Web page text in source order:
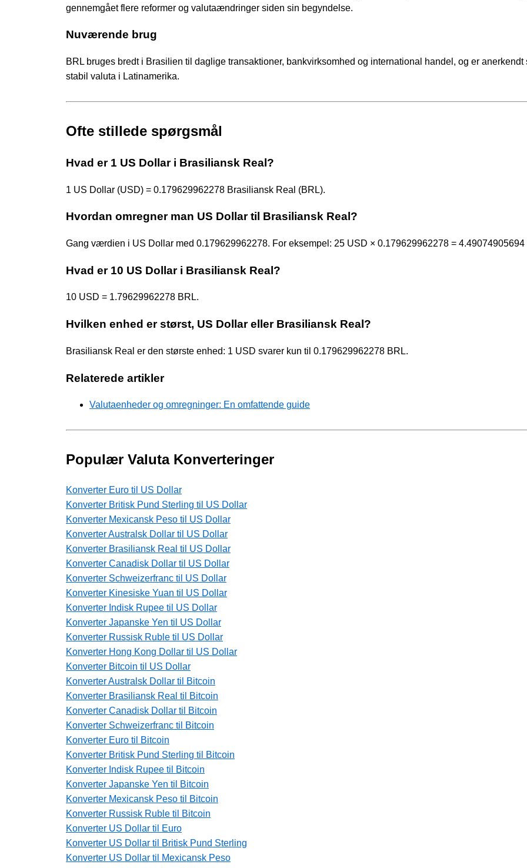
gennemgået flere reformer og valutaændringer siden sin begyndelse.
Nuværende brug
BRL bruges bredt i Brasilien til daglige transaktioner, bankvirksomhed og international handel, og er anerkendt
stabil valuta i Latinamerika.
Ofte stillede spørgsmål
Hvad er 1 US Dollar i Brasiliansk Real?
1 US Dollar (USD) = 0.179629962278 Brasiliansk Real (BRL).
Hvordan omregner man US Dollar til Brasiliansk Real?
Gang værdien i US Dollar med 0.179629962278. For eksempel: 25 USD × 0.179629962278 = 4.49074905694
Hvad er 10 US Dollar i Brasiliansk Real?
10 USD = 1.79629962278 BRL.
Hvilken enhed er størst, US Dollar eller Brasiliansk Real?
Brasiliansk Real er den største enhed: 1 USD svarer kun til 0.179629962278 BRL.
Relaterede artikler
Valutaenheder og omregninger: En omfattende guide
Populær Valuta Konverteringer
Konverter Euro til US Dollar
Konverter Britisk Pund Sterling til US Dollar
Konverter Mexicansk Peso til US Dollar
Konverter Australsk Dollar til US Dollar
Konverter Brasiliansk Real til US Dollar
Konverter Canadisk Dollar til US Dollar
Konverter Schweizerfranc til US Dollar
Konverter Kinesiske Yuan til US Dollar
Konverter Indisk Rupee til US Dollar
Konverter Japanske Yen til US Dollar
Konverter Russisk Ruble til US Dollar
Konverter Hong Kong Dollar til US Dollar
Konverter Bitcoin til US Dollar
Konverter Australsk Dollar til Bitcoin
Konverter Brasiliansk Real til Bitcoin
Konverter Canadisk Dollar til Bitcoin
Konverter Schweizerfranc til Bitcoin
Konverter Euro til Bitcoin
Konverter Britisk Pund Sterling til Bitcoin
Konverter Indisk Rupee til Bitcoin
Konverter Japanske Yen til Bitcoin
Konverter Mexicansk Peso til Bitcoin
Konverter Russisk Ruble til Bitcoin
Konverter US Dollar til Euro
Konverter US Dollar til Britisk Pund Sterling
Konverter US Dollar til Mexicansk Peso